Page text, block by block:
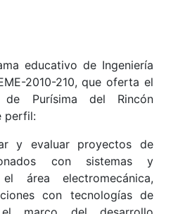
educativo de Ingeniería
2010-210, que oferta el
de Purísima del Rincón
perfil:
y evaluar proyectos de
con sistemas y
área electromecánica,
con tecnologías de